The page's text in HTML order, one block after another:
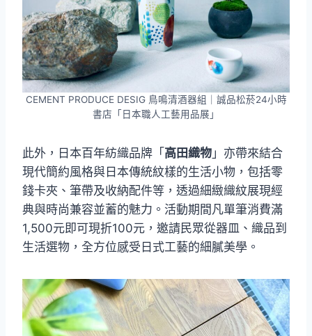
CEMENT PRODUCE DESIG 鳥鳴清酒器組｜誠品松菸24小時
書店「日本職人工藝用品展」
此外，日本百年紡織品牌「 高田織物 」亦帶來結合
現代簡約風格與日本傳統紋樣的生活小物，包括零
錢卡夾、筆帶及收納配件等，透過細緻織紋展現經
典與時尚兼容並蓄的魅力。活動期間凡單筆消費滿
1,500元即可現折100元，邀請民眾從器皿、織品到
生活選物，全方位感受日式工藝的細膩美學。